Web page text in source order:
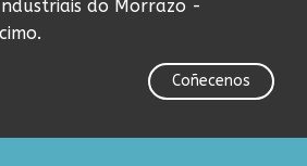
do Morrazo -
Coñecenos